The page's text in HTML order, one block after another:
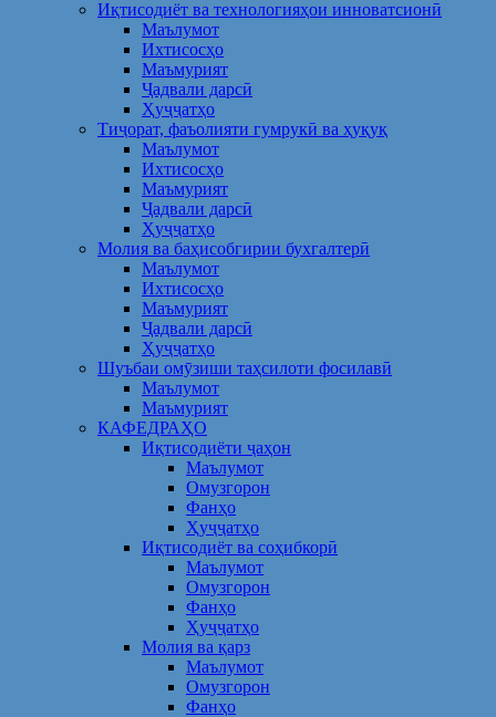
Иқтисодиёт ва технологияҳои инноватсионӣ
Маълумот
Ихтисосҳо
Маъмурият
Ҷадвали дарсӣ
Ҳуҷҷатҳо
Тиҷорат, фаъолияти гумрукӣ ва ҳуқуқ
Маълумот
Ихтисосҳо
Маъмурият
Ҷадвали дарсӣ
Ҳуҷҷатҳо
Молия ва баҳисобгирии бухгалтерӣ
Маълумот
Ихтисосҳо
Маъмурият
Ҷадвали дарсӣ
Ҳуҷҷатҳо
Шуъбаи омӯзиши таҳсилоти фосилавӣ
Маълумот
Маъмурият
КАФЕДРАҲО
Иқтисодиёти ҷаҳон
Маълумот
Омузгорон
Фанҳо
Ҳуҷҷатҳо
Иқтисодиёт ва соҳибкорӣ
Маълумот
Омузгорон
Фанҳо
Ҳуҷҷатҳо
Молия ва қарз
Маълумот
Омузгорон
Фанҳо